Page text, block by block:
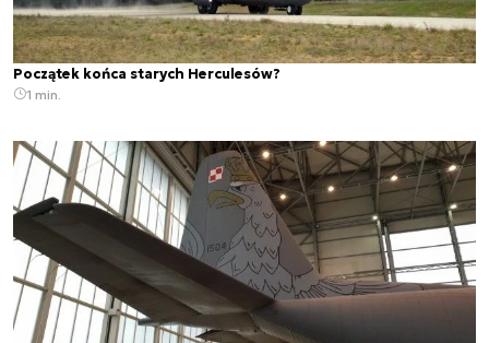
Początek końca starych Herculesów?
1 min.